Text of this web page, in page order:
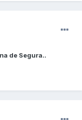
de Segura..